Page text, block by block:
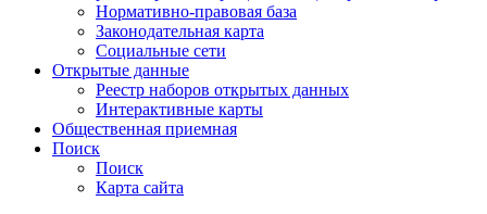
Нормативно-правовая база
Законодательная карта
Социальные сети
Открытые данные
Реестр наборов открытых данных
Интерактивные карты
Общественная приемная
Поиск
Поиск
Карта сайта